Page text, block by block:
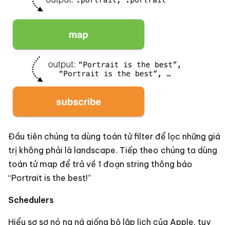
Đầu tiên chúng ta dùng toán tử filter để lọc những giá
trị không phải là landscape. Tiếp theo chúng ta dùng
toán tử map để trả về 1 đoạn string thông báo
“Portrait is the best!”
Schedulers
Hiểu sơ sơ nó na ná giống bộ lập lịch của Apple, tuy